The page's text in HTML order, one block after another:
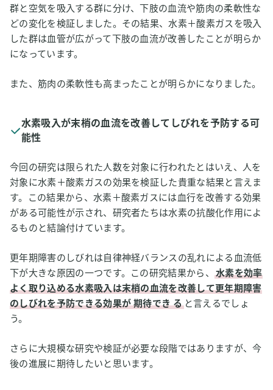
群と空気を吸入する群に分け、下肢の血流や筋肉の柔軟性な
どの変化を検証しました。その結果、水素＋酸素ガスを吸入
した群は血管が広がって下肢の血流が改善したことが明らか
になっています。
また、筋肉の柔軟性も高まったことが明らかになりました。
水素吸入が末梢の血流を改善してしびれを予防する可
能性
今回の研究は限られた人数を対象に行われたとはいえ、人を
対象に水素＋酸素ガスの効果を検証した貴重な結果と言えま
す。この結果から、水素＋酸素ガスには血行を改善する効果
がある可能性が示され、研究者たちは水素の抗酸化作用によ
るものと結論付けています。
更年期障害のしびれは自律神経バランスの乱れによる血流低
下が大きな原因の一つです。この研究結果から、水素を効率
よく取り込める水素吸入は末梢の血流を改善して更年期障害
のしびれを予防できる効果が 期待でき ると言えるでしょ
う。
さらに大規模な研究や検証が必要な段階ではありますが、今
後の進展に期待したいと思います。